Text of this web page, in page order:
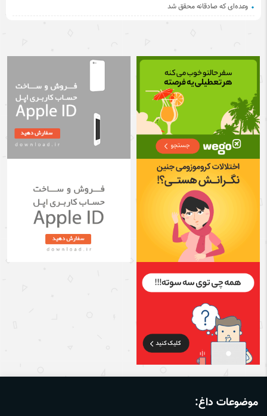
وعده‌ای که صادقانه محقق شد
موضوعات داغ: